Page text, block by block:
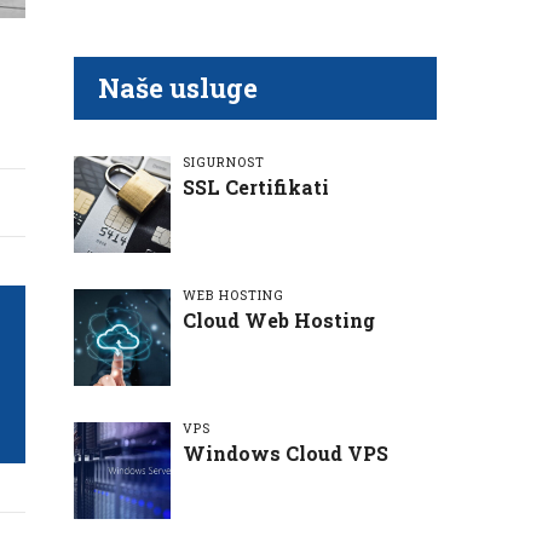
Naše usluge
SIGURNOST
SSL Certifikati
WEB HOSTING
Cloud Web Hosting
VPS
Windows Cloud VPS